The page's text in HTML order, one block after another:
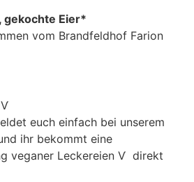
gekochte Eier*
vom Brandfeldhof Farion
Ѵ
euch einfach bei unserem
ihr bekommt eine
veganer Leckereien Ѵ direkt